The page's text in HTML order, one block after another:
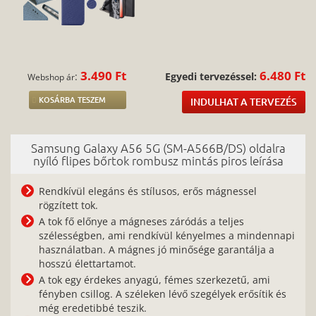
Webshop ár:3.490 Ft
KOSÁRBA TESZEM
Egyedi tervezéssel: 6.480 Ft
INDULHAT A TERVEZÉS
Samsung Galaxy A56 5G (SM-A566B/DS) oldalra
nyíló flipes bőrtok rombusz mintás piros leírása
Rendkívül elegáns és stílusos, erős mágnessel
rögzített tok.
A tok fő előnye a mágneses záródás a teljes
szélességben, ami rendkívül kényelmes a mindennapi
használatban. A mágnes jó minősége garantálja a
hosszú élettartamot.
A tok egy érdekes anyagú, fémes szerkezetű, ami
fényben csillog. A széleken lévő szegélyek erősítik és
még eredetibbé teszik.